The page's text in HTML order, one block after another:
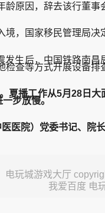
因，辞去该行董事
国家移民管理局决
后，中国铁路南昌
查等方式开展设备
播工作从5月28日大
步放慢。
院）党委书记、院
电玩城游戏大厅
我爱百度 电